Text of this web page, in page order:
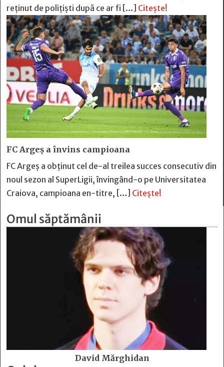
reținut de polițiști după ce ar fi […] Citește!
FC Argeş a învins campioana
FC Argeş a obţinut cel de-al treilea succes consecutiv din
noul sezon al SuperLigii, învingând-o pe Universitatea
Craiova, campioana en-titre, […] Citește!
Omul săptămânii
David Mărghidan